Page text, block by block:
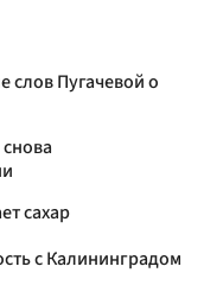
слов Пугачевой о
сахар
с Калининградом